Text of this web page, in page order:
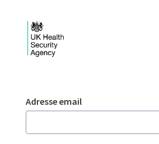
Authentification
Adresse email